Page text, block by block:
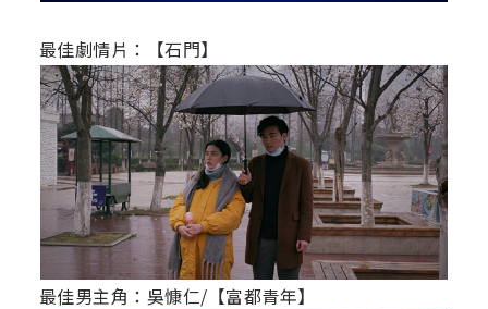
最佳劇情片：【石門】
最佳男主角：吳慷仁/【富都青年】